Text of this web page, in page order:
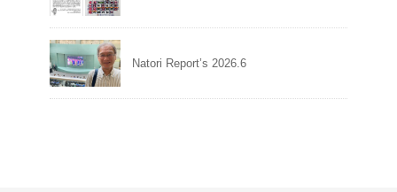
Natori Report’s 2026.6